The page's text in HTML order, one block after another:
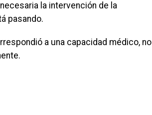
la intervención de la
pasando.
a una capacidad médico, no